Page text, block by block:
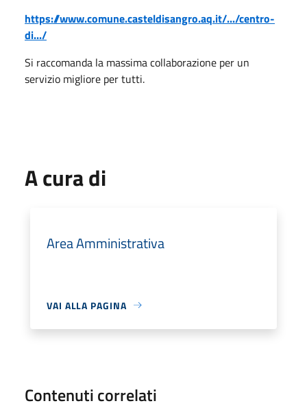
https://www.comune.casteldisangro.aq.it/.../centro-
di.../
Si raccomanda la massima collaborazione per un
servizio migliore per tutti.
A cura di
Area Amministrativa
VAI ALLA PAGINA
Contenuti correlati